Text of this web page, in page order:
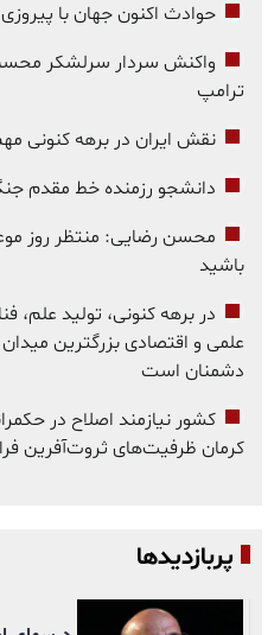
حوادث اکنون جهان با
واکنش سردار سرلشکر
ترامپ
نقش ایران در برهه کنونی
دانشجو رزمنده خط مقدم
محسن رضایی: منتظر روز
باشید
در برهه کنونی، تولید علم،
علمی و اقتصادی بزرگترین میدان
دشمنان است
کشور نیازمند اصلاح در
کرمان ظرفیت‌های ثروت‌آفرین
پربازدیدها